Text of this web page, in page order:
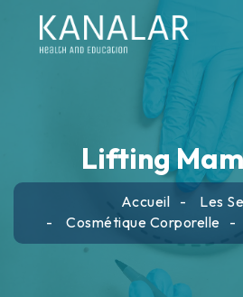
Lifting
Accueil
Les
Cosmétique Corporelle